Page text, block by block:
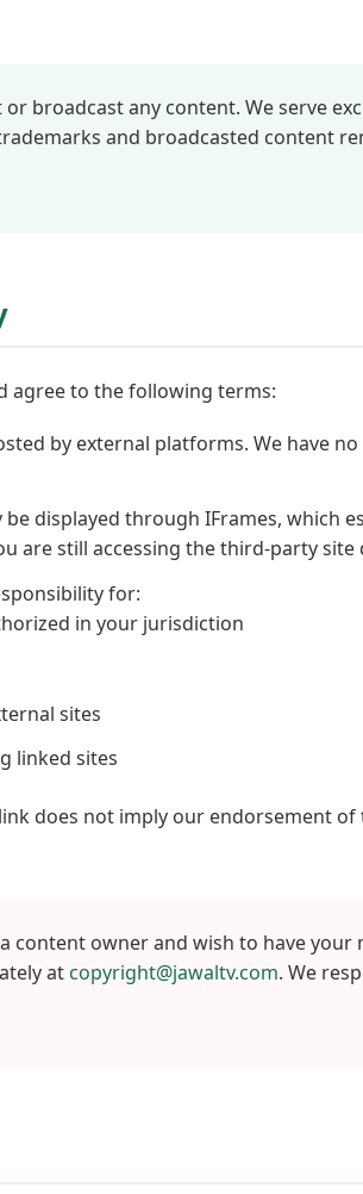
or broadcast any content. We serve
and broadcasted content
agree to the following terms:
by external platforms. We have
displayed through IFrames, which
are still accessing the third-party site
for:
in your jurisdiction
sites
linked sites
does not imply our endorsement
content owner and wish to have
atcopyright@jawaltv.com. We